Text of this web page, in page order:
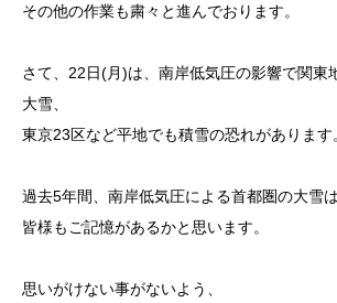
その他の作業も粛々と進んでおります。
さて、22日(月)は、南岸低気圧の影響で関東
大雪、
東京23区など平地でも積雪の恐れがあります
過去5年間、南岸低気圧による首都圏の大雪
皆様もご記憶があるかと思います。
思いがけない事がないよう、